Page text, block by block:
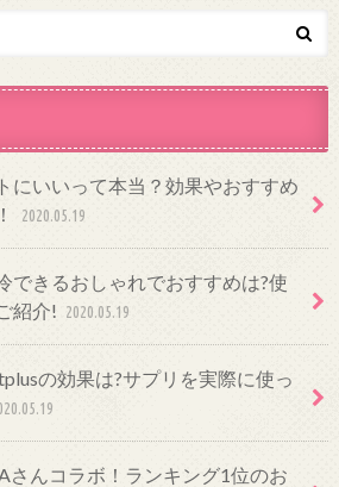
にいいって本当？効果やおすすめ
2020.05.19
できるおしゃれでおすすめは?使
紹介!
2020.05.19
の効果は?サプリを実際に使っ
さんコラボ！ランキング1位のお